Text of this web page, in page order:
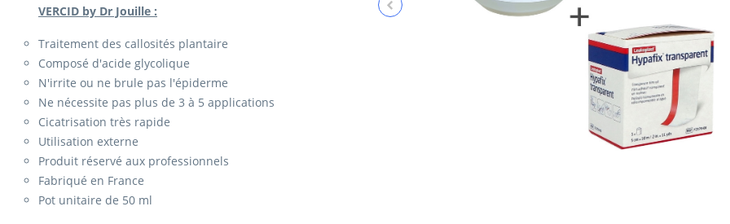
VERCID by Dr Jouille :
Traitement des callosités plantaire
Composé d'acide glycolique
N'irrite ou ne brule pas l'épiderme
Ne nécessite pas plus de 3 à 5 applications
Cicatrisation très rapide
Utilisation externe
Produit réservé aux professionnels
Fabriqué en France
Pot unitaire de 50 ml